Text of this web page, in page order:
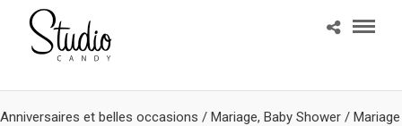
Anniversaires et belles occasions / Mariage, Baby Shower / Mariage